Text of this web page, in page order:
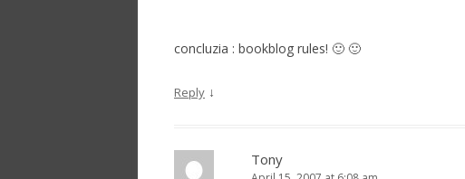
concluzia : bookblog rules! 🙂 🙂
Reply ↓
Tony